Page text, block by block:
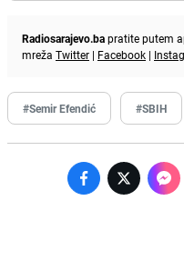
Radiosarajevo.bapratite putem
mreža Twitter | Facebook |
#Semir Efendić #SBIH